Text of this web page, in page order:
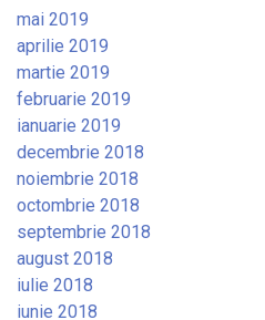
mai 2019
aprilie 2019
martie 2019
februarie 2019
ianuarie 2019
decembrie 2018
noiembrie 2018
octombrie 2018
septembrie 2018
august 2018
iulie 2018
iunie 2018